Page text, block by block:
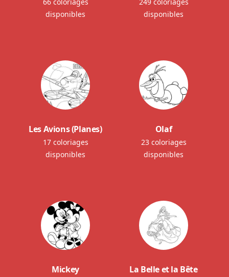
disponibles
disponibles
Les Avions (Planes)
17 coloriages
disponibles
Olaf
23 coloriages
disponibles
Mickey La Belle et la Bête